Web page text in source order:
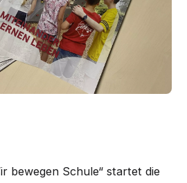
bewegen Schule“ startet die